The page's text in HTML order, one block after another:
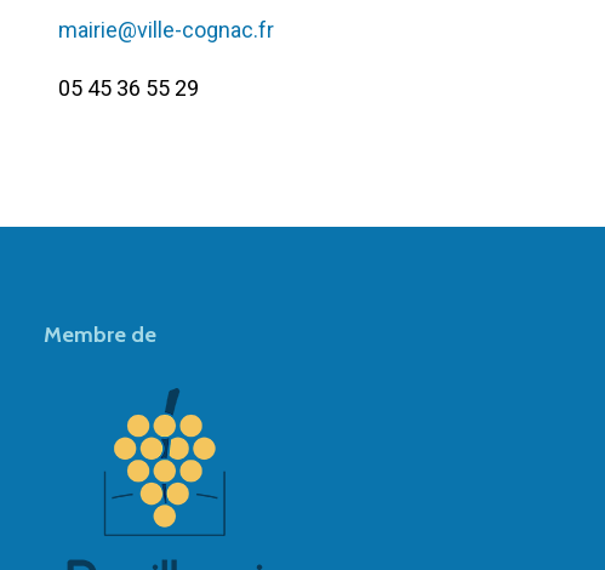
mairie@ville-cognac.fr
05 45 36 55 29
Membre de